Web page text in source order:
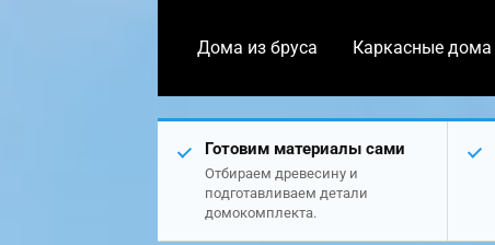
Дома из бруса Каркасные дома
Готовим материалы сами
Отбираем древесину и
подготавливаем детали
домокомплекта.